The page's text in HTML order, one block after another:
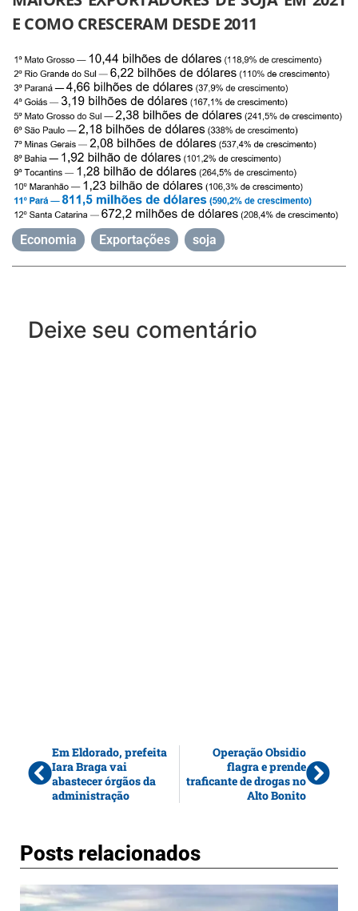
E COMO CRESCERAM DESDE 2011
Economia Exportações soja
Deixe seu comentário
Em Eldorado, prefeita
Iara Braga vai
abastecer órgãos da
administração
Operação Obsidio
flagra e prende
traficante de drogas no
Alto Bonito
Posts relacionados